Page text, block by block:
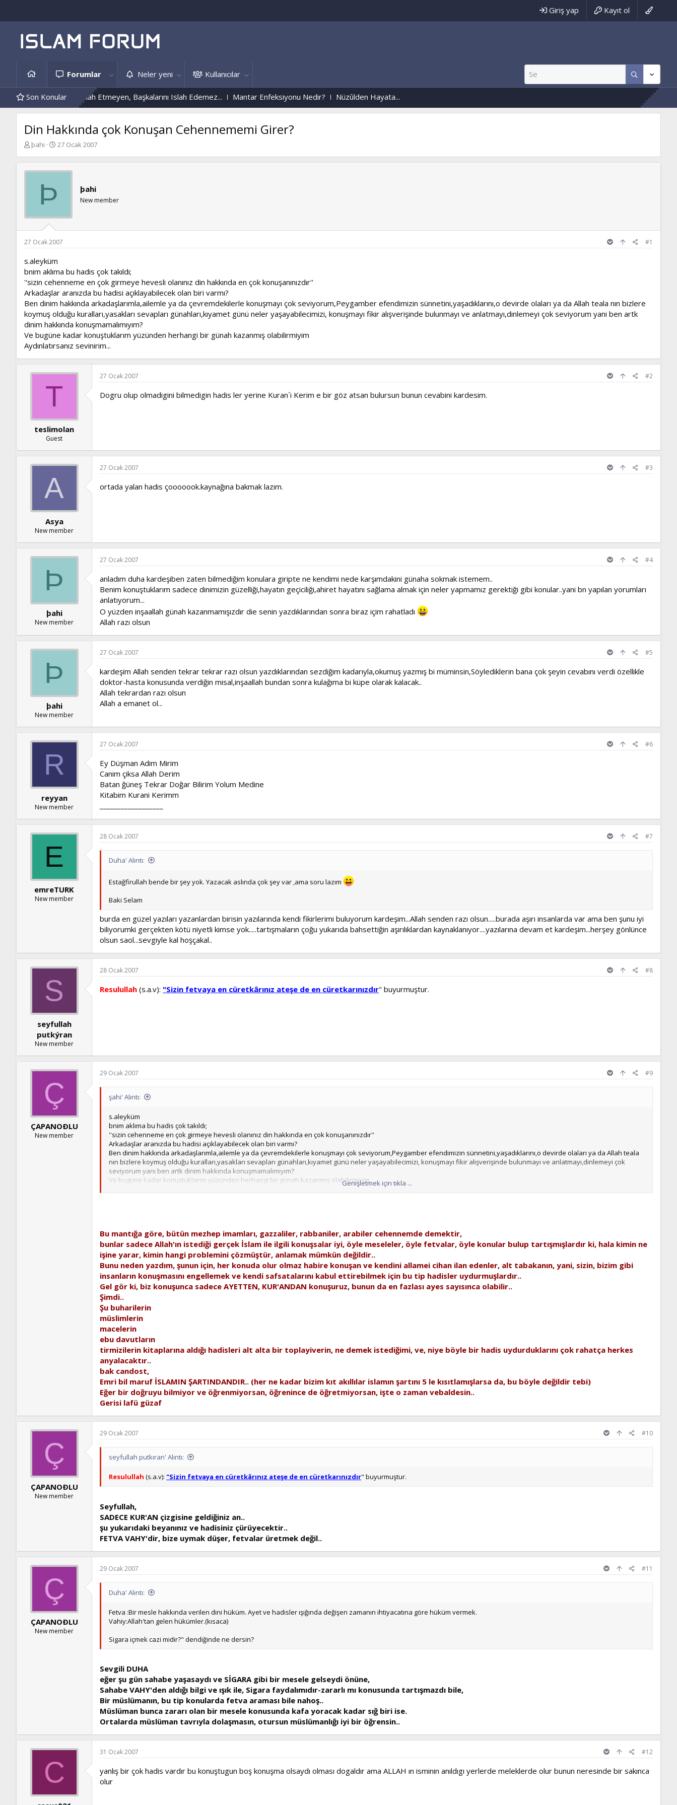
Giriş yap Kayıt ol
Forumlar Neler yeni Kullanıcılar
Son Konular
Kendini Islah Etmeyen, Başkalarını Islah Edemez... Mantar Enfeksiyonu Nedir? Nüzûlden Hayata...
Din Hakkında çok Konuşan Cehennememi Girer?
K
b
a
a
a
n
þahi
B
l
ç
r
h
i
27 Ocak 2007
Þ þahi
New member
27 Ocak 2007 #1
s.aleyküm
bnim aklıma bu hadis çok takıldı;
''sizin cehenneme en çok girmeye hevesli olanınız din hakkında en çok konuşanınızdır''
Arkadaşlar aranızda bu hadisi açıklayabilecek olan biri varmı?
Ben dinim hakkında arkadaşlarımla,ailemle ya da çevremdekilerle konuşmayı çok seviyorum,Peygamber efendimizin sünnetini,yaşadıklarını,o devirde olaları ya da Allah teala nın bizlere
koymuş olduğu kuralları,yasakları sevapları günahları,kıyamet günü neler yaşayabilecimizi, konuşmayı fikir alışverişinde bulunmayı ve anlatmayı,dinlemeyi çok seviyorum yani ben artk
dinim hakkında konuşmamalımıyım?
Ve bugüne kadar konuştuklarım yüzünden herhangi bir günah kazanmış olabilirmiyim
Aydınlatırsanız sevinirim...
T
teslimolan
Guest
27 Ocak 2007 #2
Dogru olup olmadigini bilmedigin hadis ler yerine Kuran´i Kerim e bir göz atsan bulursun bunun cevabini kardesim.
A
Asya
New member
27 Ocak 2007 #3
ortada yalan hadis çooooook.kaynağına bakmak lazım.
Þ
þahi
New member
27 Ocak 2007 #4
anladım duha kardeşiben zaten bilmediğim konulara giripte ne kendimi nede karşımdakini günaha sokmak istemem..
Benim konuştuklarım sadece dinimizin güzelliği,hayatın geçiciliği,ahiret hayatını sağlama almak için neler yapmamız gerektiği gibi konular..yani bn yapılan yorumları
anlatıyorum...
O yüzden inşaallah günah kazanmamışızdır die senin yazdıklarından sonra biraz içim rahatladı
Allah razı olsun
Þ
þahi
New member
27 Ocak 2007 #5
kardeşim Allah senden tekrar tekrar razı olsun yazdıklarından sezdiğim kadarıyla,okumuş yazmış bi müminsin,Söylediklerin bana çok şeyin cevabını verdi özellikle
doktor-hasta konusunda verdiğin misal,inşaallah bundan sonra kulağıma bi küpe olarak kalacak..
Allah tekrardan razı olsun
Allah a emanet ol...
R
reyyan
New member
27 Ocak 2007 #6
Ey Düşman Adim Mirim
Canim çiksa Allah Derim
Batan ğüneş Tekrar Doğar Bilirim Yolum Medine
Kitabim Kurani Kerimm
E
emreTURK
New member
28 Ocak 2007 #7
Duha' Alıntı:
Estağfirullah bende bir şey yok. Yazacak aslında çok şey var ,ama soru lazım
Baki Selam
burda en güzel yazıları yazanlardan birisin yazılarında kendi fikirlerimi buluyorum kardeşim...Allah senden razı olsun.....burada aşırı insanlarda var ama ben şunu iyi
biliyorumki gerçekten kötü niyetli kimse yok.....tartışmaların çoğu yukarıda bahsettiğin aşırılıklardan kaynaklanıyor....yazılarına devam et kardeşim...herşey gönlünce
olsun saol...sevgiyle kal hoşçakal..
S
seyfullah
putkýran
New member
28 Ocak 2007 #8
Resulullah (s.a.v): "Sizin fetvaya en cüretkârınız ateşe de en cüretkarınızdır" buyurmuştur.
Ç
ÇAPANOÐLU
New member
29 Ocak 2007 #9
şahi' Alıntı:
s.aleyküm
bnim aklıma bu hadis çok takıldı;
''sizin cehenneme en çok girmeye hevesli olanınız din hakkında en çok konuşanınızdır''
Arkadaşlar aranızda bu hadisi açıklayabilecek olan biri varmı?
Ben dinim hakkında arkadaşlarımla,ailemle ya da çevremdekilerle konuşmayı çok seviyorum,Peygamber efendimizin sünnetini,yaşadıklarını,o devirde olaları ya da Allah teala
nın bizlere koymuş olduğu kuralları,yasakları sevapları günahları,kıyamet günü neler yaşayabilecimizi, konuşmayı fikir alışverişinde bulunmayı ve anlatmayı,dinlemeyi çok
seviyorum yani ben artk dinim hakkında konuşmamalımıyım?
Ve bugüne kadar konuştuklarım yüzünden herhangi bir günah kazanmış olabilirmiyimGenişletmek için tıkla ...
Bu mantığa göre, bütün mezhep imamları, gazzaliler, rabbaniler, arabiler cehennemde demektir,
bunlar sadece Allah'ın istediği gerçek İslam ile ilgili konuşsalar iyi, öyle meseleler, öyle fetvalar, öyle konular bulup tartışmışlardır ki, hala kimin ne
işine yarar, kimin hangi problemini çözmüştür, anlamak mümkün değildir..
Bunu neden yazdım, şunun için, her konuda olur olmaz habire konuşan ve kendini allamei cihan ilan edenler, alt tabakanın, yani, sizin, bizim gibi
insanların konuşmasını engellemek ve kendi safsatalarını kabul ettirebilmek için bu tip hadisler uydurmuşlardır..
Gel gör ki, biz konuşunca sadece AYETTEN, KUR'ANDAN konuşuruz, bunun da en fazlası ayes sayısınca olabilir..
Şimdi..
Şu buharilerin
müslimlerin
macelerin
ebu davutların
tirmizilerin kitaplarına aldığı hadisleri alt alta bir toplayiverin, ne demek istediğimi, ve, niye böyle bir hadis uydurduklarını çok rahatça herkes
anyalacaktır..
bak candost,
Emri bil maruf İSLAMIN ŞARTINDANDIR.. (her ne kadar bizim kıt akıllılar islamın şartını 5 le kısıtlamışlarsa da, bu böyle değildir tebi)
Eğer bir doğruyu bilmiyor ve öğrenmiyorsan, öğrenince de öğretmiyorsan, işte o zaman vebaldesin..
Gerisi lafü güzaf
Ç
ÇAPANOÐLU
New member
29 Ocak 2007 #10
seyfullah putkıran' Alıntı:
Resulullah (s.a.v): "Sizin fetvaya en cüretkârınız ateşe de en cüretkarınızdır" buyurmuştur.
Seyfullah,
SADECE KUR'AN çizgisine geldiğiniz an..
şu yukarıdaki beyanınız ve hadisiniz çürüyecektir..
FETVA VAHY'dir, bize uymak düşer, fetvalar üretmek değil..
Ç
ÇAPANOÐLU
New member
29 Ocak 2007 #11
Duha' Alıntı:
Fetva :Bir mesle hakkında verilen dini hüküm. Ayet ve hadisler ışığında değişen zamanın ihtiyacatına göre hüküm vermek.
Vahiy:Allah'tan gelen hükümler.(kısaca)
Sigara içmek cazi midir?" dendiğinde ne dersin?
Sevgili DUHA
eğer şu gün sahabe yaşasaydı ve SİGARA gibi bir mesele gelseydi önüne,
Sahabe VAHY'den aldığı bilgi ve ışık ile, Sigara faydalımıdır-zararlı mı konusunda tartışmazdı bile,
Bir müslümanın, bu tip konularda fetva araması bile nahoş..
Müslüman bunca zararı olan bir mesele konusunda kafa yoracak kadar sığ biri ise.
Ortalarda müslüman tavrıyla dolaşmasın, otursun müslümanlığı iyi bir öğrensin..
C
31 Ocak 2007 #12
yanlış bir çok hadis vardır bu konuştugun boş konuşma olsaydı olması dogaldır ama ALLAH ın isminin anıldıgı yerlerde meleklerde olur bunun neresinde bir sakınca
olur